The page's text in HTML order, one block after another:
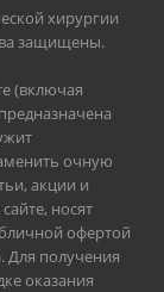
хирургии
защищены.
(включая
очную
акции и
носят
офертой
Для получения
оказания